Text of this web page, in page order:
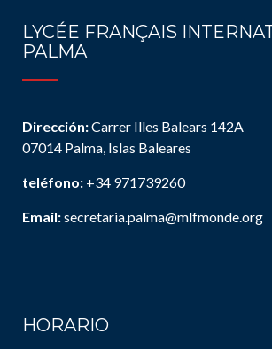
LYCÉE FRANÇAIS
PALMA
Dirección:Carrer Illes Balears 142A
07014 Palma, Islas Baleares
teléfono: +34 971739260
Email:secretaria.palma@mlfmonde.org
HORARIO